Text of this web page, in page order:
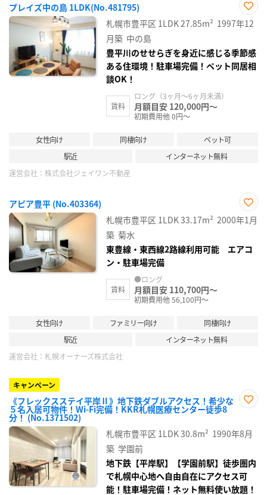
プレイズ中の島 1LDK(No.481795)
お気
に入
札幌市豊平区 1LDK27.85m² 1997年12
月築 中の島
豊平川のせせらぎを身近に感じる季節感
ある住環境！駐車場完備！ペット同居相
談OK！
賃料
ロング（3ヶ月～6ヶ月未満）
月額目安 120,000円～
初期費用他 0円～
女性向け 同棲向け
ペット可
駅近
インターネット無料
運営会社： 株式会社ジェイワン不動産
アピア豊平 (No.403364)
お気
に入
札幌市豊平区 1LDK33.17m² 2000年1月
築 菊水
東豊線・東西線2路線利用可能 エアコ
ン・駐車場完備
賃料
●ロング
月額目安 110,700円～
初期費用他 56,100円～
女性向け ファミリー向け
同棲向け
駅近
インターネット無料
運営会社： 札幌オーナーズ株式会社
キャンペーン
《フレックスステイ平岸Ⅱ》地下鉄ダブルアクセス！希少な
５名入居可物件！Wi-Fi完備！KKR札幌医療センター徒歩8
分！ (No.1371502)
り登
録
札幌市豊平区 1LDK30.8m² 1990年8月
築 学園前
地下鉄【平岸駅】【学園前駅】徒歩圏内
で札幌中心地へ自由自在にアクセス可
能！駐車場完備！ネット無料使い放題！